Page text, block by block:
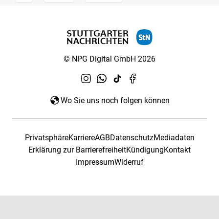
© NPG Digital GmbH 2026
Wo Sie uns noch folgen können
PrivatsphäreKarriereAGBDatenschutzMediadaten
Erklärung zur BarrierefreiheitKündigungKontakt
ImpressumWiderruf